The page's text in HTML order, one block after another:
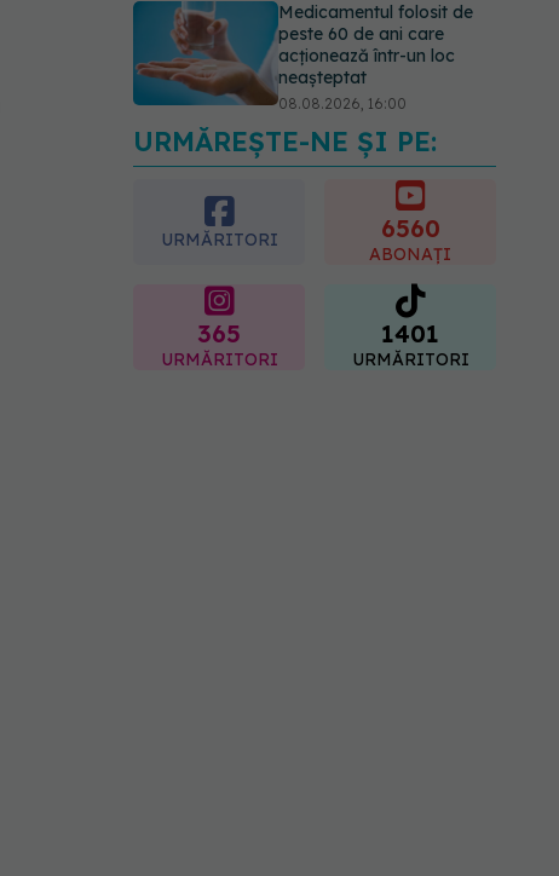
Medicamentul folosit de
peste 60 de ani care
acționează într-un loc
neașteptat
08.08.2026, 16:00
Transpirații nocturne:
semnul ignorat care poate
ascunde probleme
serioase de sănătate
08.08.2026, 20:00
URMĂREȘTE-NE ȘI PE:
URMĂRITORI 6560
ABONAȚI
365
URMĂRITORI
1401
URMĂRITORI